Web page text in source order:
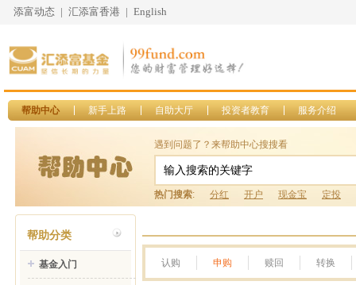
添富动态 | 汇添富香港 | English
帮助中心 新手上路 自助大厅 投资者教育 服务介绍
遇到问题了？来帮助中心搜搜看
热门搜索: 分红 开户 现金宝 定投
帮助分类
基金入门 认购 申购 赎回 转换